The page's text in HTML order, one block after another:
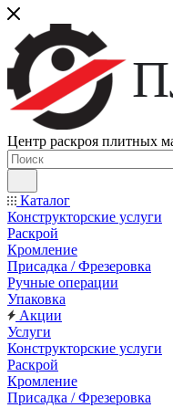
Центр раскроя плитных
Каталог
Конструкторские услуги
Раскрой
Кромление
Присадка / Фрезеровка
Ручные операции
Упаковка
Акции
Услуги
Конструкторские услуги
Раскрой
Кромление
Присадка / Фрезеровка